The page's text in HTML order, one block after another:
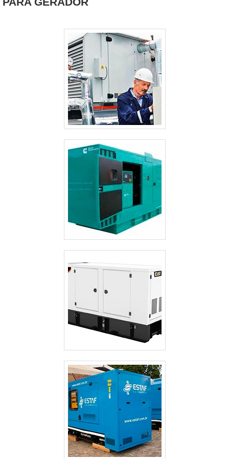
GERAIS
ALUGUEL GERADOR EMERGÊNCIA
ALUGUEL GERADOR DE ENERGIA VALOR
ALUGUEL GERADOR DE ENERGIA PREÇO
ALUGUEL GERADOR DE ENERGIA PREÇO GUARULHOS
ALUGUEL GERADOR CASAMENTO
ALUGUEL DE GRUPO GERADOR SÃO PAULO
ALUGUEL DE GRUPO DE GERADOR DE ENERGIA
ALUGUEL DE GERADORES PARA EVENTOS SÃO PAULO
ALUGUEL DE GERADORES DE ENERGIA A DIESEL SÃO PAULO
ALUGUEL DE GERADORES CAMPINAS
ALUGUEL DE GERADORES A DIESEL
ALUGUEL DE GERADOR GUARULHOS
ALUGUEL DE GERADOR DE ENERGIA VALOR
ALUGUEL DE GERADOR DE ENERGIA PREÇO SÃO PAULO
ALUGUEL DE GERADOR DE ENERGIA PARA FESTAS PREÇO SÃO PAULO
ALUGUEL DE GERADOR DE ENERGIA GUARULHOS
ALUGUEL DE GERADOR DE ENERGIA EM SÃO JOSE DOS CAMPOS
ALUGUEL DE GERADOR DE ENERGIA EM GUARULHOS
ALUGUEL DE GERADOR DE ENERGIA DE PEQUENO PORTE
ALUGUEL DE GERADOR DE ENERGIA CAMPINAS
ALUGUEL DE GERADOR DE ENERGIA A DIESEL
ALUGUEL DE GERADOR DE ENERGIA A DIESEL SÃO PAULO
ALUGUEL DE GERADOR DE EMERGÊNCIA
ALUGUEL DE GERADOR DE EMERGÊNCIA GUARULHOS
ALUGUEL DE GERADOR 500 KVA